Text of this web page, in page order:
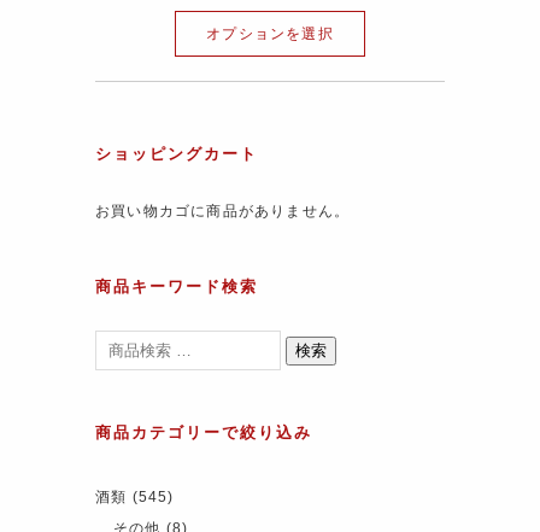
オプションを選択
ショッピングカート
お買い物カゴに商品がありません。
商品キーワード検索
検索
商品カテゴリーで絞り込み
酒類 (545)
その他 (8)